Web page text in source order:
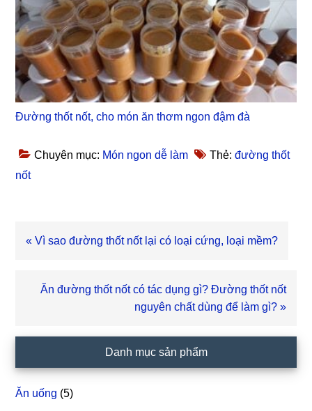
Đường thốt nốt, cho món ăn thơm ngon đậm đà
Chuyên mục: Món ngon dễ làm Thẻ:đường thốt
nốt
Bài
« Vì sao đường thốt nốt lại có loại cứng, loại mềm?
Bài
Ăn đường thốt nốt có tác dụng gì? Đường thốt nốt
nguyên chất dùng để làm gì? »
chính
Danh mục sản phẩm
Ăn uống (5)